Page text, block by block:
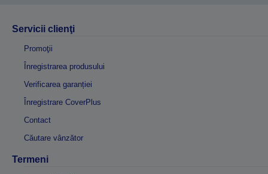
Servicii clienţi
Promoţii
Înregistrarea produsului
Verificarea garanției
Înregistrare CoverPlus
Contact
Căutare vânzător
Termeni